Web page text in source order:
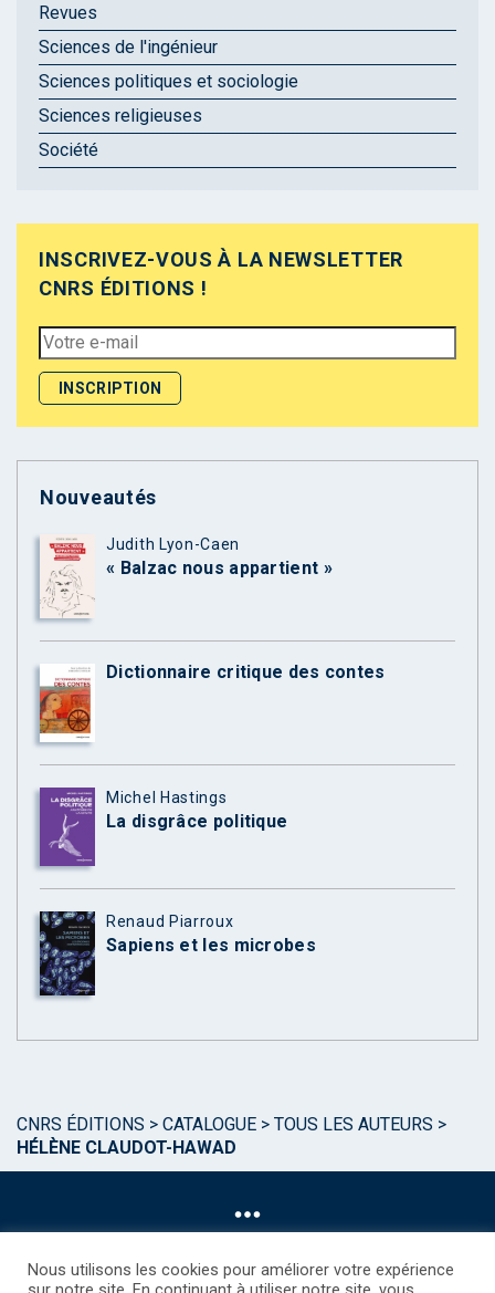
Revues
Sciences de l'ingénieur
Sciences politiques et sociologie
Sciences religieuses
Société
INSCRIVEZ-VOUS À LA NEWSLETTER
CNRS ÉDITIONS !
Nouveautés
Judith Lyon-Caen
« Balzac nous appartient »
Dictionnaire critique des contes
Michel Hastings
La disgrâce politique
Renaud Piarroux
Sapiens et les microbes
CNRS ÉDITIONS > CATALOGUE > TOUS LES AUTEURS >
HÉLÈNE CLAUDOT-HAWAD
Nous utilisons les cookies pour améliorer votre expérience